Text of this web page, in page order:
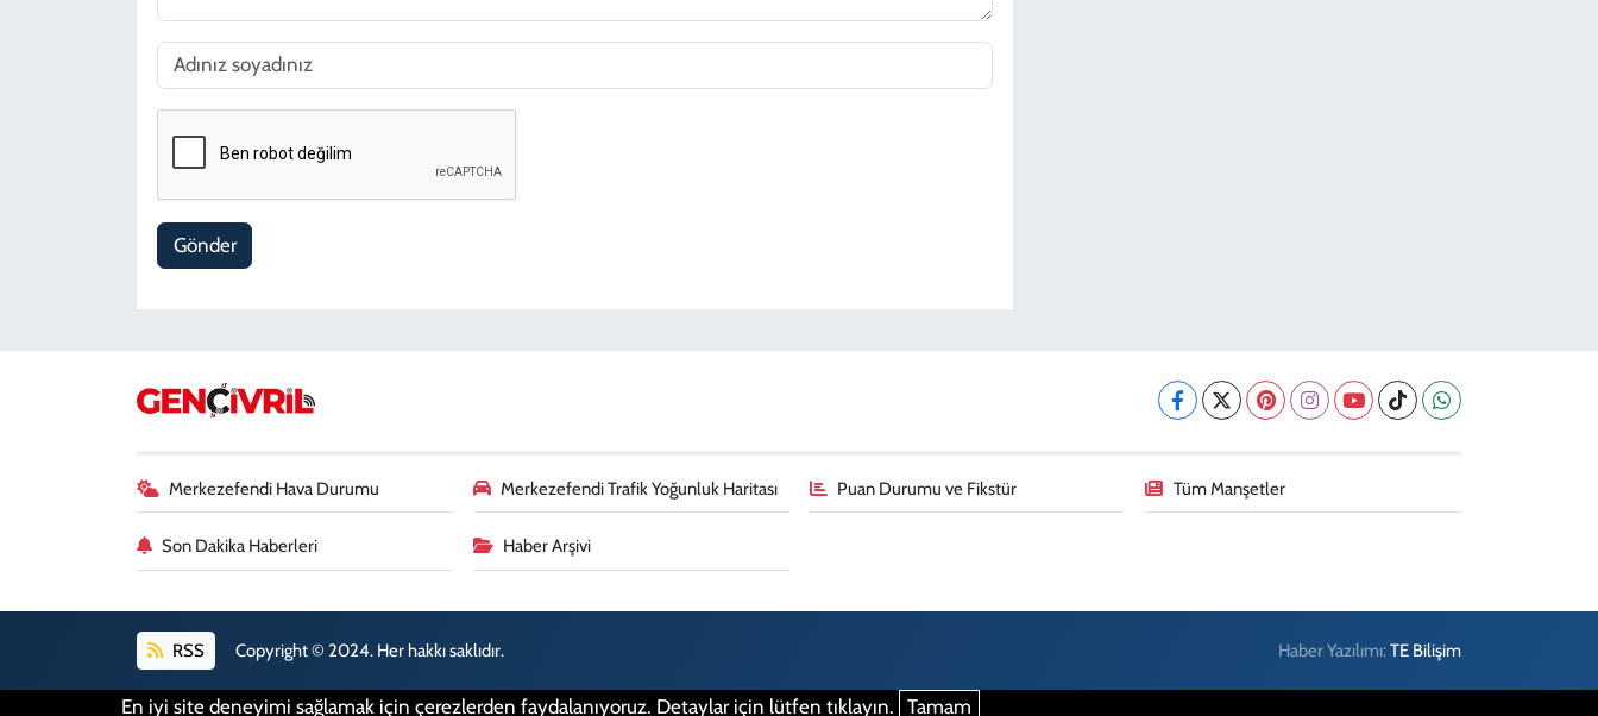
Gönder
Merkezefendi Hava Durumu Merkezefendi Trafik Yoğunluk Haritası Puan Durumu ve Fikstür Tüm Manşetler
Son Dakika Haberleri Haber Arşivi
RSS Copyright © 2024. Her hakkı saklıdır. Haber Yazılımı:TE Bilişim
En iyi site deneyimi sağlamak için çerezlerden faydalanıyoruz. Detaylar için lütfen tıklayın. Tamam